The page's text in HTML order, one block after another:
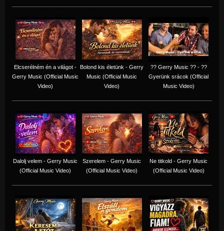
Elcserélném én a világot -
Gerry Music (Official Music
Video)
Bolond kis életünk - Gerry
Music (Official Music
Video)
?? Gerry Music ?? - ??
Gyerünk srácok (Official
Music Video)
Dalolj velem - Gerry Music
(Official Music Video)
Szerelem - Gerry Music
(Official Music Video)
Ne titkold - Gerry Music
(Official Music Video)